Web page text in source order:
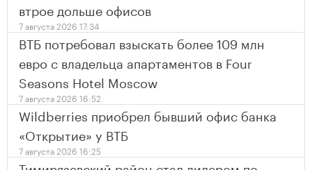
втрое дольше офисов
7 августа 2026 17:34
ВТБ потребовал взыскать более 109 млн
евро с владельца апартаментов в Four
Seasons Hotel Moscow
7 августа 2026 16:52
Wildberries приобрел бывший офис банка
«Открытие» у ВТБ
7 августа 2026 16:25